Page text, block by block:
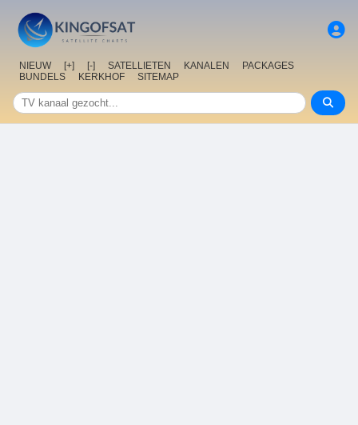
NIEUW [+] [-] SATELLIETEN KANALEN
PACKAGES
BUNDELS
KERKHOF SITEMAP